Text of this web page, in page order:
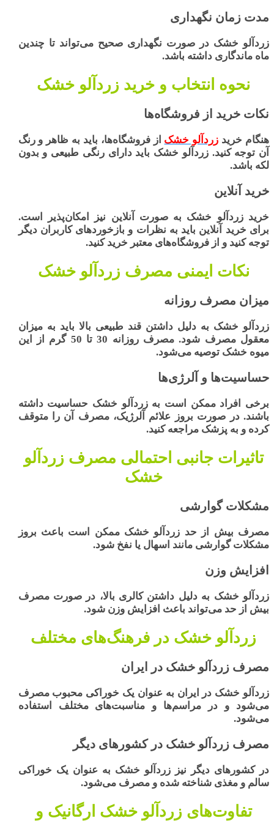
مدت زمان نگهداری
زردآلو خشک در صورت نگهداری صحیح می‌تواند تا چندین
ماه ماندگاری داشته باشد.
نحوه انتخاب و خرید زردآلو خشک
نکات خرید از فروشگاه‌ها
هنگام خرید زردآلو خشک از فروشگاه‌ها، باید به ظاهر و رنگ
آن توجه کنید. زردآلو خشک باید دارای رنگی طبیعی و بدون
لکه باشد.
خرید آنلاین
خرید زردآلو خشک به صورت آنلاین نیز امکان‌پذیر است.
برای خرید آنلاین باید به نظرات و بازخوردهای کاربران دیگر
توجه کنید و از فروشگاه‌های معتبر خرید کنید.
نکات ایمنی مصرف زردآلو خشک
میزان مصرف روزانه
زردآلو خشک به دلیل داشتن قند طبیعی بالا باید به میزان
معقول مصرف شود. مصرف روزانه 30 تا 50 گرم
از این
میوه خشک توصیه می‌شود.
حساسیت‌ها و آلرژی‌ها
برخی افراد ممکن است بهزردآلو خشک حساسیت داشته
باشند. در صورت بروز علائم آلرژیک، مصرف آن را متوقف
کرده و به پزشک مراجعه کنید.
تاثیرات جانبی احتمالی مصرف زردآلو
خشک
مشکلات گوارشی
مصرف بیش از حد زردآلو خشک ممکن است باعث بروز
مشکلات گوارشی مانند اسهال یا نفخ شود.
افزایش وزن
زردآلو خشک به دلیل داشتن کالری بالا، در صورت مصرف
بیش از حد می‌تواند باعث افزایش وزن شود.
زردآلو خشک در فرهنگ‌های مختلف
مصرف زردآلو خشک در ایران
زردآلو خشک در ایران به عنوان یک خوراکی محبوب مصرف
می‌شود و در مراسم‌ها و مناسبت‌های مختلف استفاده
می‌شود.
مصرف زردآلو خشک در کشورهای دیگر
در کشورهای دیگر نیز زردآلو خشک به عنوان یک خوراکی
سالم و مغذی شناخته شده و مصرف می‌شود.
تفاوت‌های زردآلو خشک ارگانیک و